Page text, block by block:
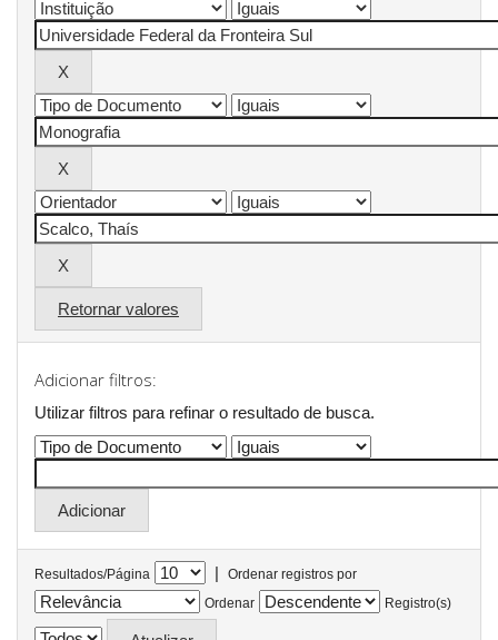
Retornar valores
Adicionar filtros:
Utilizar filtros para refinar o resultado de busca.
Resultados/Página |
Ordenar registros por
Ordenar
Registro(s)